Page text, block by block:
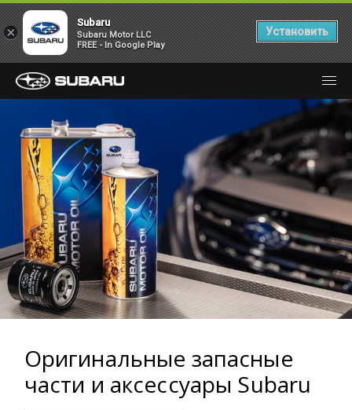
Оригинальные запасные
части и аксессуары Subaru
×
Subaru
Subaru Motor LLC
FREE - In Google Play
Установить